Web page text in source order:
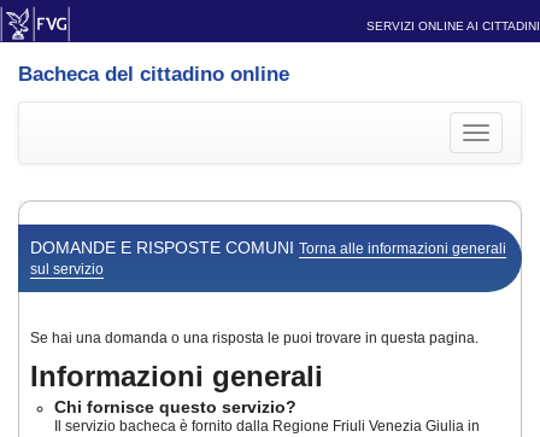
SERVIZI ONLINE AI CITTADINI
Bacheca del cittadino online
Toggle
DOMANDE E RISPOSTE COMUNI Torna alle informazioni generali
sul servizio
Se hai una domanda o una risposta le puoi trovare in questa pagina.
Informazioni generali
Chi fornisce questo servizio?
Il servizio bacheca è fornito dalla Regione Friuli Venezia Giulia in